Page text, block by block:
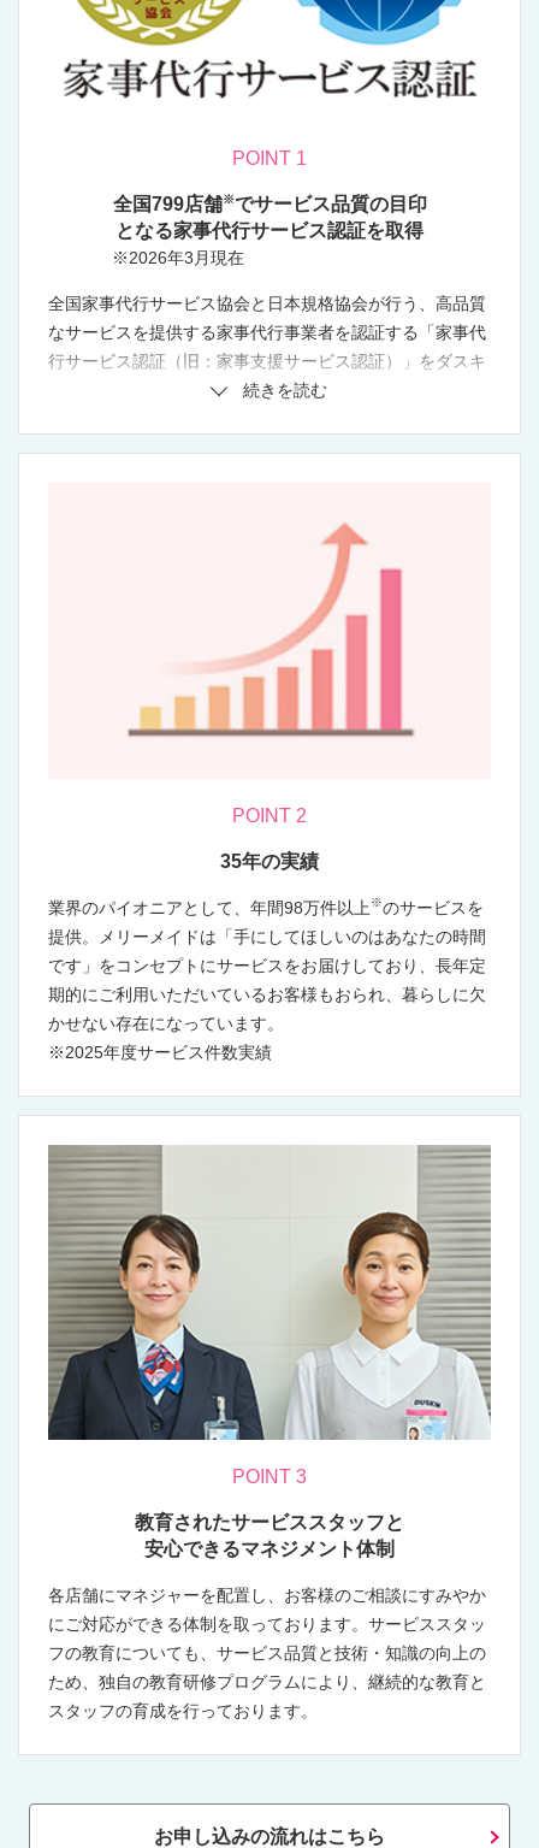
POINT 1
全国799店舗※でサービス品質の目印
となる家事代行サービス認証を取得
※2026年3月現在
全国家事代行サービス協会と日本規格協会が行う、高品質
なサービスを提供する家事代行事業者を認証する「家事代
行サービス認証（旧：家事支援サービス認証）」をダスキ
ンメリーメイド（ダスキン本社並びにダスキンメリーメイ
「家事代行サービス認証制度（旧：家事支援サービス認
証）」は、家事代行サービスの品質を保つ仕組みや安全・
安心を確保する管理体制などを審査し、仕事と育児や家
事・介護などの両立に悩む方が安心して家事代行サービス
を利用できる環境を整えることを目的に制定されました。
家事代行事業者の提供するサービス品質を書類と現地審査
により評価し、公表することで利用者の効率的・合理的な
事業者選択に役立つ、一般社団法人全国家事代行サービス
-未来への挑戦- において、我が国最大の潜在力である女性
の力を最大限発揮し、「女性が輝く社会」を実現するため
に、安価で安心な家事代行サービスを利活用できる環境整
備を図ることとなりました。
これを受け、家事代行サービス事業者が利用者宅を定期的
あるいはスポットで訪問し、居宅及び敷地内において、掃
スの３つの品質を評価し、公表する家事代行サービス認証
制度として創設されました。
●安全・安心
人・物などに対するリスクの発生を抑える取組み、リスク
が顕在化した場合で利用者がそれを許容できるようにする
取組みが確実に行われること。
●機能同等性
家事代行サービス事業者のサービスレベルが利用者の行う
家事レベルと同等以上であること。
対応の良さ・感じの良さなどの心地良さが家事代行サービ
スに備わっていること。
認証を受けた企業は、留守宅の鍵管理や器物破損に対する
保険の導入など安全・安心面、掃除や炊事などのスキルを
一定水準以上に保つための教育面などで審査を受けます。
事業者の研修内容、資料などを細かくチェックされ、項目
は何百項目とあります。
す。
続きを読む
POINT 2
35年の実績
業界のパイオニアとして、年間98万件以上 ※のサービスを
提供。メリーメイドは「手にしてほしいのはあなたの時間
です」をコンセプトにサービスをお届けしており、長年定
期的にご利用いただいているお客様もおられ、暮らしに欠
かせない存在になっています。
※2025年度サービス件数実績
POINT 3
教育されたサービススタッフと
安心できるマネジメント体制
各店舗にマネジャーを配置し、お客様のご相談にすみやか
にご対応ができる体制を取っております。サービススタッ
フの教育についても、サービス品質と技術・知識の向上の
ため、独自の教育研修プログラムにより、継続的な教育と
スタッフの育成を行っております。
お申し込みの流れはこちら